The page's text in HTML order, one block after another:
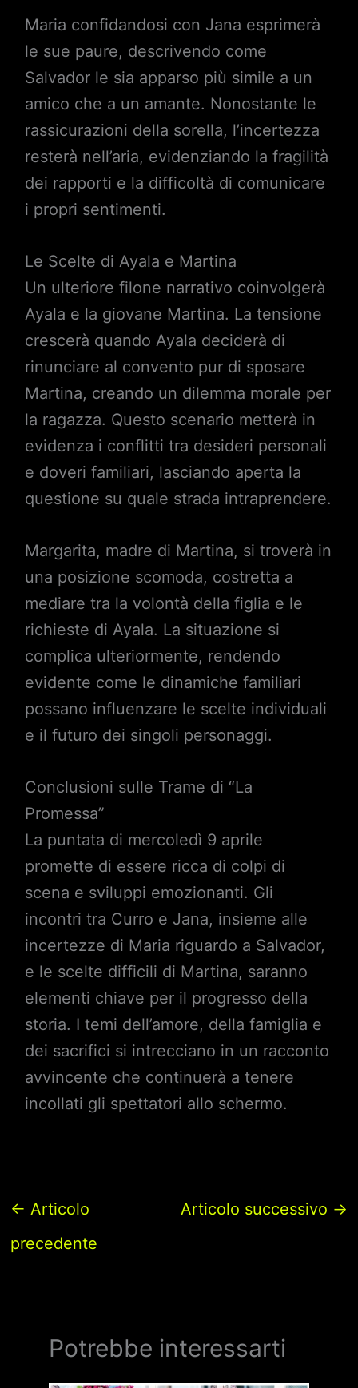
Maria confidandosi con Jana esprimerà
le sue paure, descrivendo come
Salvador le sia apparso più simile a un
amico che a un amante. Nonostante le
rassicurazioni della sorella, l’incertezza
resterà nell’aria, evidenziando la fragilità
dei rapporti e la difficoltà di comunicare
i propri sentimenti.
Le Scelte di Ayala e Martina
Un ulteriore filone narrativo coinvolgerà
Ayala e la giovane Martina. La tensione
crescerà quando Ayala deciderà di
rinunciare al convento pur di sposare
Martina, creando un dilemma morale per
la ragazza. Questo scenario metterà in
evidenza i conflitti tra desideri personali
e doveri familiari, lasciando aperta la
questione su quale strada intraprendere.
Margarita, madre di Martina, si troverà in
una posizione scomoda, costretta a
mediare tra la volontà della figlia e le
richieste di Ayala. La situazione si
complica ulteriormente, rendendo
evidente come le dinamiche familiari
possano influenzare le scelte individuali
e il futuro dei singoli personaggi.
Conclusioni sulle Trame di “La
Promessa”
La puntata di mercoledì 9 aprile
promette di essere ricca di colpi di
scena e sviluppi emozionanti. Gli
incontri tra Curro e Jana, insieme alle
incertezze di Maria riguardo a Salvador,
e le scelte difficili di Martina, saranno
elementi chiave per il progresso della
storia. I temi dell’amore, della famiglia e
dei sacrifici si intrecciano in un racconto
avvincente che continuerà a tenere
incollati gli spettatori allo schermo.
← Articolo
precedente
Articolo successivo →
Potrebbe interessarti